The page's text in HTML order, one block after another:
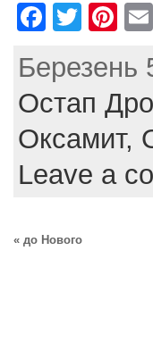
F
c
e
b
o
o
T
itt
er
Pi
er
e
st
Березень
Остап
Оксамит,
Leave a
« до Нового